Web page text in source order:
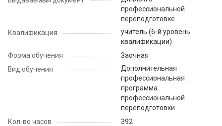
профессиональной
переподготовке
Квалификация
учитель (6-й уровень
квалификации)
Форма обучения
Заочная
Вид обучения
Дополнительная
профессиональная
программа
профессиональной
переподготовки
Кол-во часов
392